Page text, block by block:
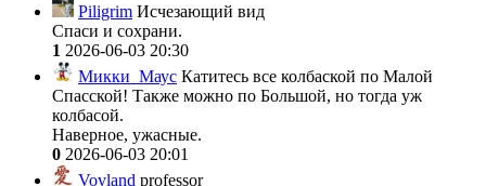
Piligrim Исчезающий вид
Спаси и сохрани.
1 2026-06-03 20:30
Микки_Маус Катитесь все колбаской по Малой
Спасской! Также можно по Большой, но тогда уж
колбасой.
Наверное, ужасные.
0 2026-06-03 20:01
Vovland professor